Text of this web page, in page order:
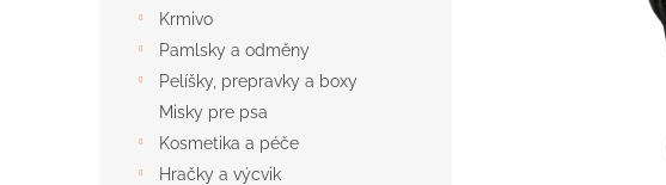
Krmivo
Pamlsky a odměny
Pelíšky, prepravky a boxy
Misky pre psa
Kosmetika a péče
Hračky a výcvik